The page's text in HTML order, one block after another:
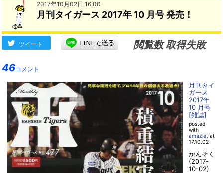
2017年10月02日 16:00
月刊タイガース 2017年 10 月号 発売！
ツイート
閲覧数 取得失敗
46コメント
月刊タイ
ガース
2017年
10 月号
[雑誌]
posted
with
amazlet at
17.10.02
かんそく
(2017-
10-02)